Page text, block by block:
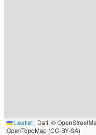
Leaflet | Dati: ©
OpenTopoMap (CC-BY-SA)